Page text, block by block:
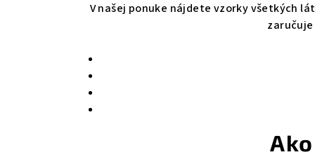
V našej ponuke nájdete vzorky všetkých